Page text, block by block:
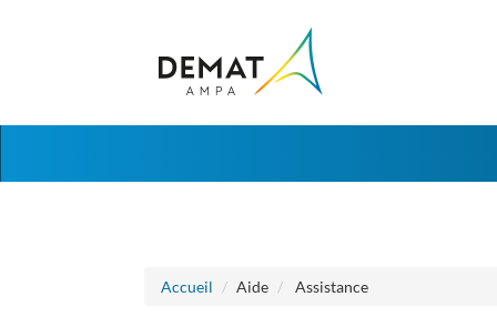
Accueil Aide Assistance